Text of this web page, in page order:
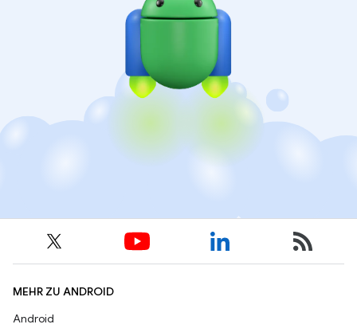
MEHR ZU ANDROID
Android